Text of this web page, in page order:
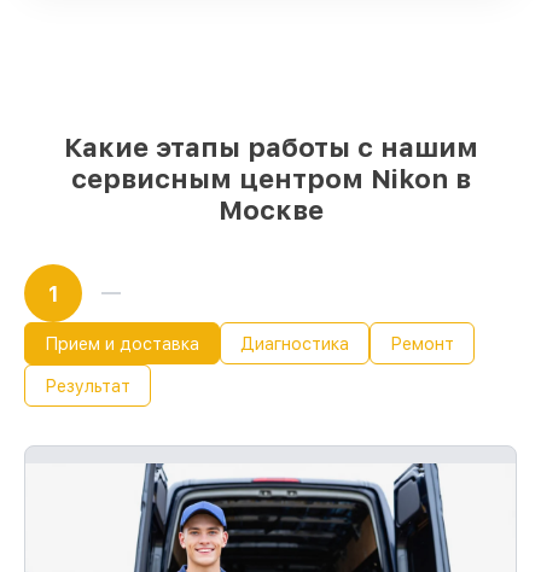
Какие этапы работы с нашим
сервисным центром Nikon в
Москве
1
Прием и доставка Диагностика Ремонт
Результат